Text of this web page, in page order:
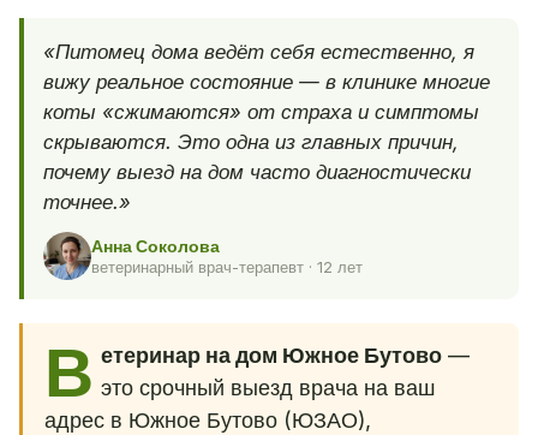
«Питомец дома ведёт себя естественно, я
вижу реальное состояние — в клинике многие
коты «сжимаются» от страха и симптомы
скрываются. Это одна из главных причин,
почему выезд на дом часто диагностически
точнее.»
Анна Соколова
ветеринарный врач-терапевт · 12 лет
В етеринар на дом Южное Бутово—
это срочный выезд врача на ваш
адрес в Южное Бутово (ЮЗАО),